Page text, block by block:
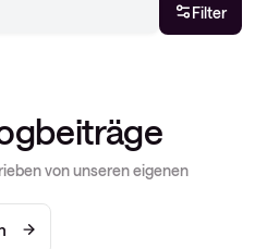
Filter
von unseren eigenen